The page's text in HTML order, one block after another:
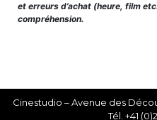
et erreurs d’achat (heure, film
compréhension.
Cinestudio – Avenue des
Tél. +41